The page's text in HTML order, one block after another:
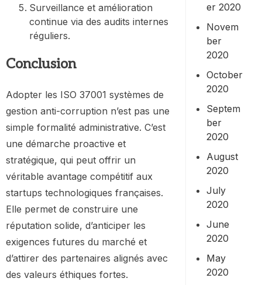
Surveillance et amélioration
continue via des audits internes
réguliers.
Conclusion
Adopter les ISO 37001 systèmes de
gestion anti-corruption n’est pas une
simple formalité administrative. C’est
une démarche proactive et
stratégique, qui peut offrir un
véritable avantage compétitif aux
startups technologiques françaises.
Elle permet de construire une
réputation solide, d’anticiper les
exigences futures du marché et
d’attirer des partenaires alignés avec
des valeurs éthiques fortes.
er 2020
Novem
ber
2020
October
2020
Septem
ber
2020
August
2020
July
2020
June
2020
May
2020